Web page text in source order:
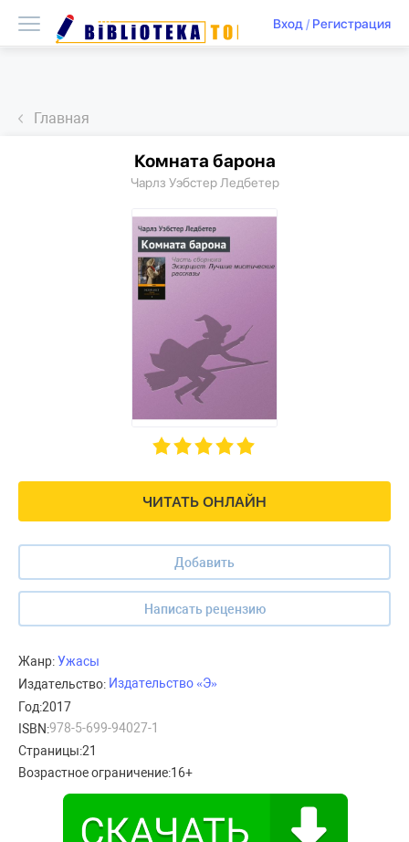
Вход/ Регистрация
Главная
ЧИТАТЬ ОНЛАЙН
Добавить
Написать рецензию
Комната барона
Чарлз Уэбстер Ледбетер
Жанр:Ужасы
Издательство: Издательство «Э»
Год:2017
ISBN:978-5-699-94027-1
Страницы:21
Возрастное ограничение:16+